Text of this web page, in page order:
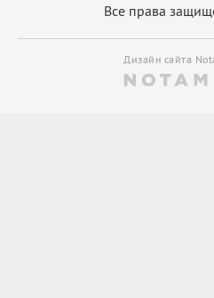
Все права
Дизайн сайта